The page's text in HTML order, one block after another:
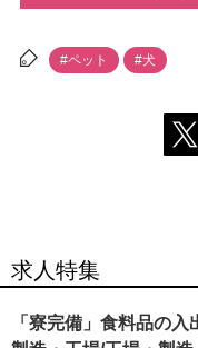
#ペット #犬
求人特集
「寮完備」食料品の